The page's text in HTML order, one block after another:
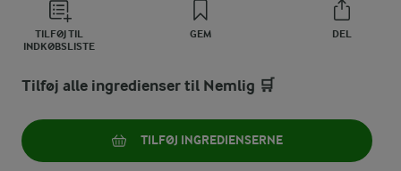
TILFØJ TIL
INDKØBSLISTE
GEM DEL
Tilføj alle ingredienser til Nemlig 🛒
TILFØJ INGREDIENSERNE